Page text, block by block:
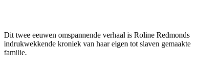
Dit twee eeuwen omspannende verhaal is Roline Redmonds
indrukwekkende kroniek van haar eigen tot slaven gemaakte
familie.